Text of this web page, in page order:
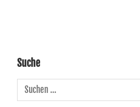
Suche
Suchen
nach: